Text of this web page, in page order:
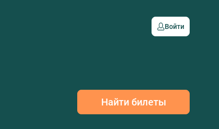
Войти
Найти билеты